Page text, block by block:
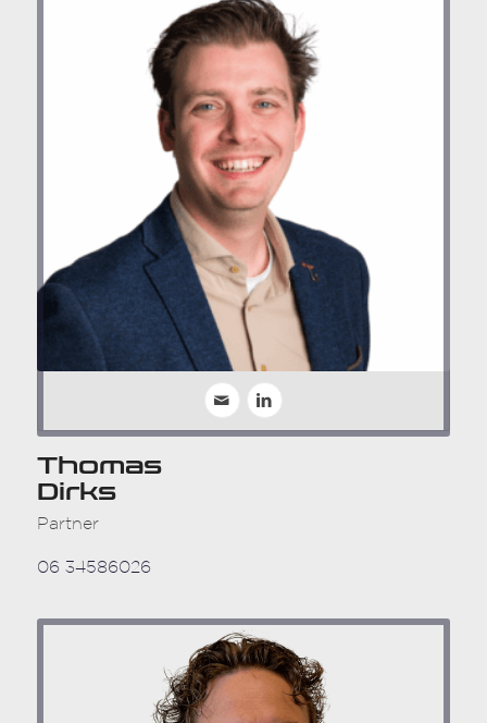
Thomas
Dirks
Partner
06 34586026